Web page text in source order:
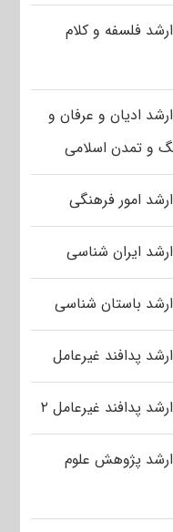
فلسفه و کلام
ادیان و عرفان و
و تمدن اسلامی
امور فرهنگی
ایران شناسی
باستان شناسی
پدافند غیرعامل
پدافند غیرعامل ۲
پژوهش علوم